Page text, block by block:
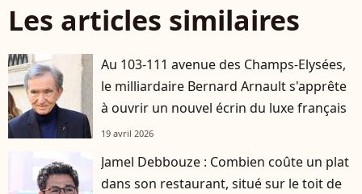
Les articles similaires
Au 103-111 avenue des Champs-Elysées,
le milliardaire Bernard Arnault s'apprête
à ouvrir un nouvel écrin du luxe français
19 avril 2026
Jamel Debbouze : Combien coûte un plat
dans son restaurant, situé sur le toit de